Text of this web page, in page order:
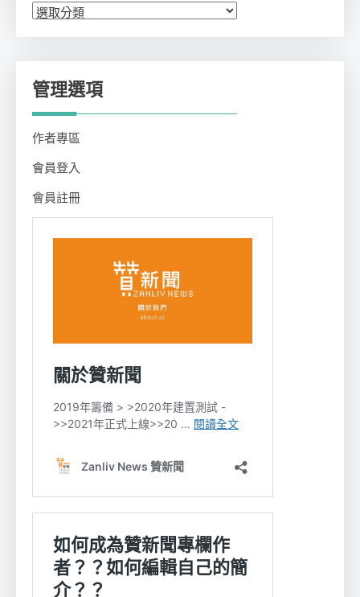
分
管理選項
作者專區
會員登入
會員註冊